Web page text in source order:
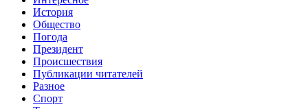
История
Общество
Погода
Президент
Происшествия
Публикации читателей
Разное
Спорт